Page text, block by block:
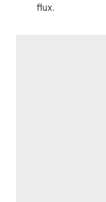
flux.